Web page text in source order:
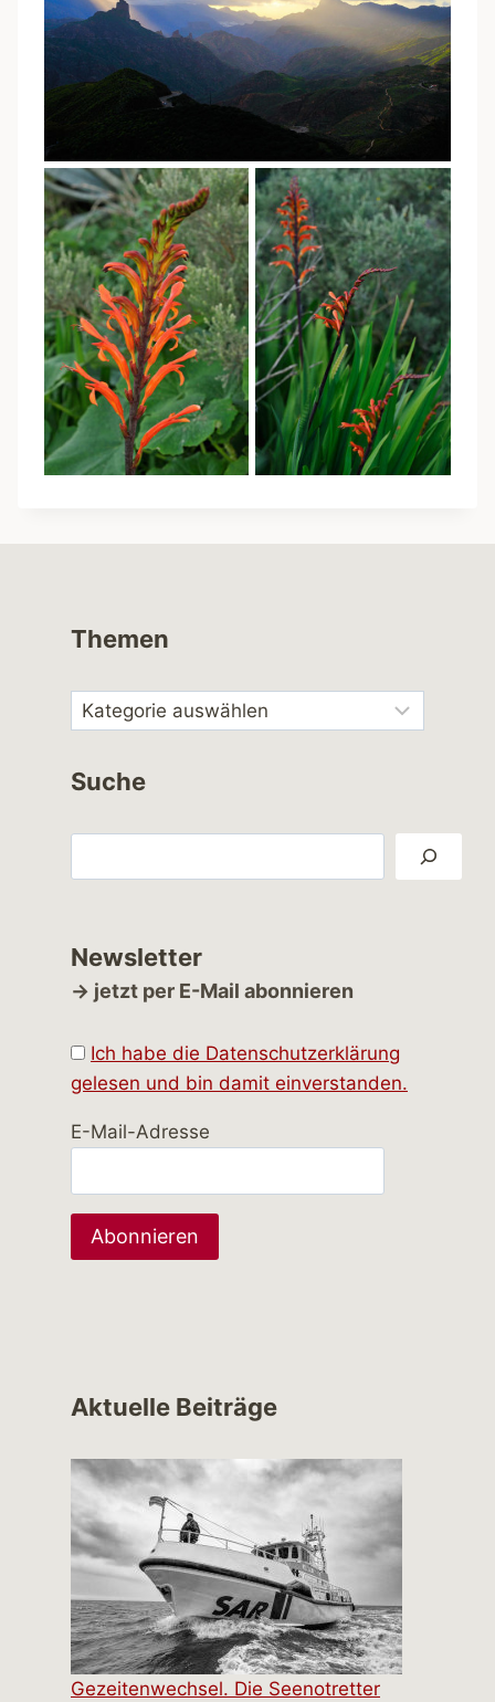
Themen
Suche
Newsletter
→ jetzt per E-Mail abonnieren
Ich habe die Datenschutzerklärung
gelesen und bin damit einverstanden.
E-Mail-Adresse
Aktuelle Beiträge
Gezeitenwechsel. Die Seenotretter